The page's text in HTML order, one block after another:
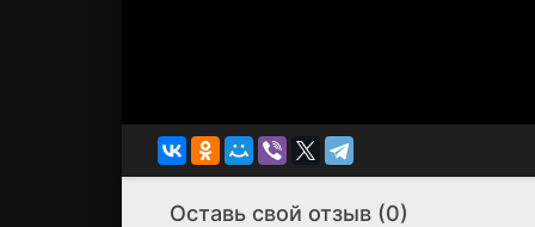
Оставь свой отзыв (0)